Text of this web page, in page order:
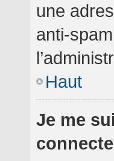
une
anti-
Haut
Je me